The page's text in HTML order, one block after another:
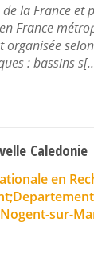
la France et
France
organisée
: bassins
Caledonie
en
Nogent-sur-